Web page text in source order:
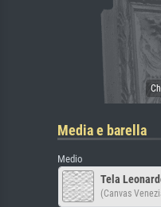
Media e barella
Medio
Tela
(Canvas